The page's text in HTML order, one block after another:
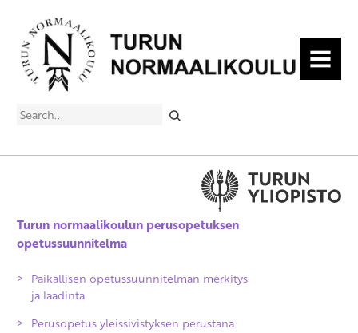
MENU
Search
Turun normaalikoulun perusopetuksen
opetussuunnitelma
Paikallisen opetussuunnitelman merkitys
ja laadinta
Perusopetus yleissivistyksen perustana